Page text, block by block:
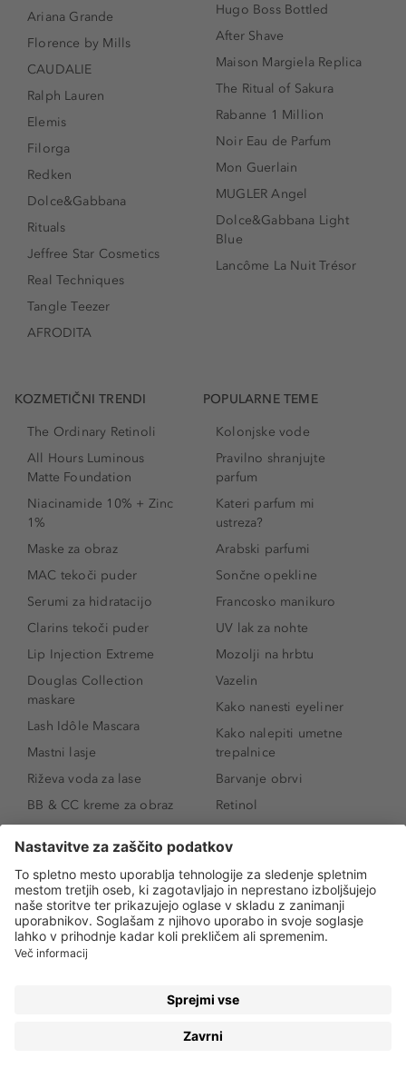
Ariana Grande
Florence by Mills
CAUDALIE
Ralph Lauren
Elemis
Filorga
Redken
Dolce&Gabbana
Rituals
Jeffree Star Cosmetics
Real Techniques
Tangle Teezer
AFRODITA
Hugo Boss Bottled
After Shave
Maison Margiela Replica
The Ritual of Sakura
Rabanne 1 Million
Noir Eau de Parfum
Mon Guerlain
MUGLER Angel
Dolce&Gabbana Light
Blue
Lancôme La Nuit Trésor
KOZMETIČNI TRENDI
The Ordinary Retinoli
All Hours Luminous
Matte Foundation
Niacinamide 10% + Zinc
1%
Maske za obraz
MAC tekoči puder
Serumi za hidratacijo
Clarins tekoči puder
Lip Injection Extreme
Douglas Collection
maskare
Lash Idôle Mascara
Mastni lasje
Riževa voda za lase
BB & CC kreme za obraz
SPF 30
Senčila za oči
Tekoči puder
Ličenje povešenih vek
Kako povečati oči
POPULARNE TEME
Kolonjske vode
Pravilno shranjujte
parfum
Kateri parfum mi
ustreza?
Arabski parfumi
Sončne opekline
Francosko manikuro
UV lak za nohte
Mozolji na hrbtu
Vazelin
Kako nanesti eyeliner
Kako nalepiti umetne
trepalnice
Barvanje obrvi
Retinol
Niacinamid
Rozacea
Salicilna kislina